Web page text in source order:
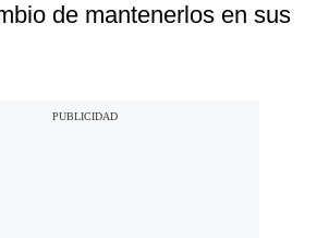
de mantenerlos en sus